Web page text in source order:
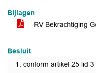
Bijlagen
RV Bekrachtiging
Besluit
conform artikel 25 lid